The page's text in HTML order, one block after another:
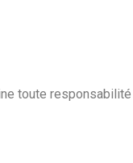
toute